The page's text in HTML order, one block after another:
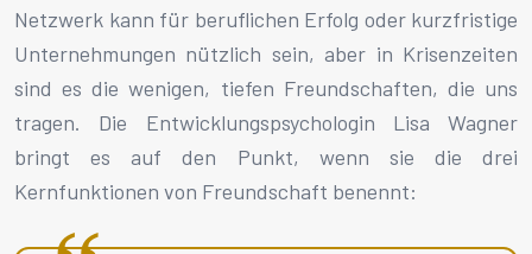
Netzwerk kann für beruflichen Erfolg oder kurzfristige
Unternehmungen nützlich sein, aber in Krisenzeiten
sind es die wenigen, tiefen Freundschaften, die uns
tragen. Die Entwicklungspsychologin Lisa Wagner
bringt es auf den Punkt, wenn sie die drei
Kernfunktionen von Freundschaft benennt: